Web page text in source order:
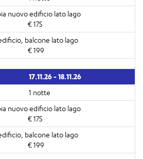
€ 175
€ 199
17.11.26 - 18.11.26
1 notte
€ 175
€ 199